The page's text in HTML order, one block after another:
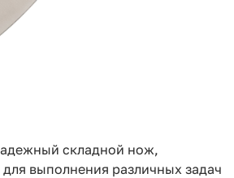
складной нож,
выполнения различных задач